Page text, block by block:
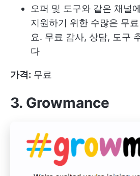
오퍼 및 도구와 같은 채널
지원하기 위한 수많은 무
요. 무료 감사, 상담, 도구
다
가격: 무료
3. Growmance